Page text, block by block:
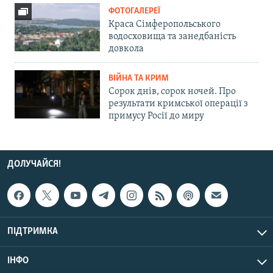
ФОТОГАЛЕРЕЇ
Краса Сімферопольського
водосховища та занедбаність
довкола
ВІЙНА ТА КРИМ
Сорок днів, сорок ночей. Про
результати кримської операції з
примусу Росії до миру
ДОЛУЧАЙСЯ!
ПІДТРИМКА
ІНФО